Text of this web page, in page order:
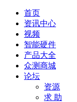
首页
资讯中心
视频
智能硬件
产品大全
众测商城
论坛
资源
求 助